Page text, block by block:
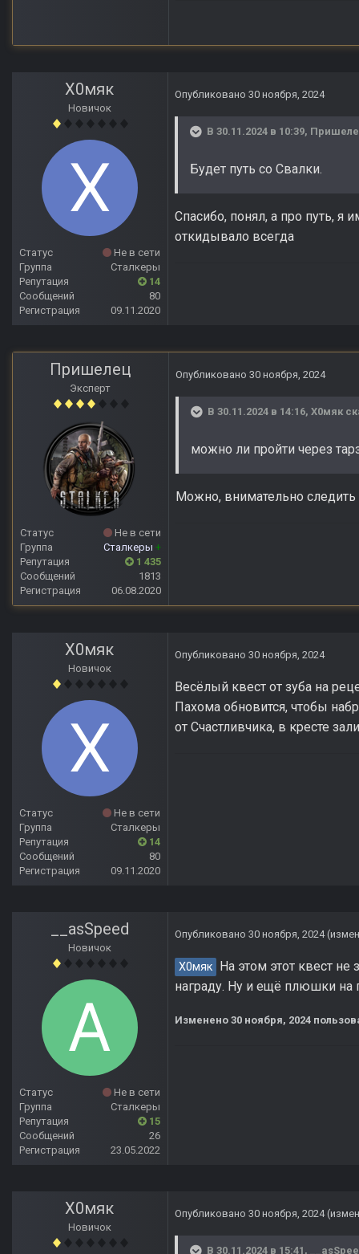
Х0мяк
Новичок
Статус
Не в сети
Группа
Сталкеры
Репутация
14
Сообщений
80
Регистрация
09.11.2020
Опубликовано 30 ноября, 2024
В 30.11.2024 в 10:39,
Будет путь со Свалки.
Спасибо, понял, а про путь, я
откидывало всегда
Пришелец
Эксперт
Статус
Не в сети
Группа
Сталкеры +
Репутация
1 435
Сообщений
1813
Регистрация
06.08.2020
Опубликовано 30 ноября, 2024
В 30.11.2024 в 14:16, Х0мяк
можно ли пройти через
Можно, внимательно следить
Х0мяк
Новичок
Статус
Не в сети
Группа
Сталкеры
Репутация
14
Сообщений
80
Регистрация
09.11.2020
Опубликовано 30 ноября, 2024
Весёлый квест от зуба на
Пахома обновится, чтобы
от Счастливчика, в кресте
__asSpeed
Новичок
Статус
Не в сети
Группа
Сталкеры
Репутация
15
Сообщений
26
Регистрация
23.05.2022
Опубликовано 30 ноября, 2024
Х0мяк
На этом этот квест
награду. Ну и ещё плюшки на
Изменено 30 ноября, 2024
Х0мяк
Новичок
Опубликовано 30 ноября, 2024
В 30.11.2024 в 15:41,